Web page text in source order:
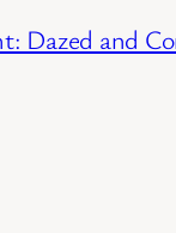
Dazed and